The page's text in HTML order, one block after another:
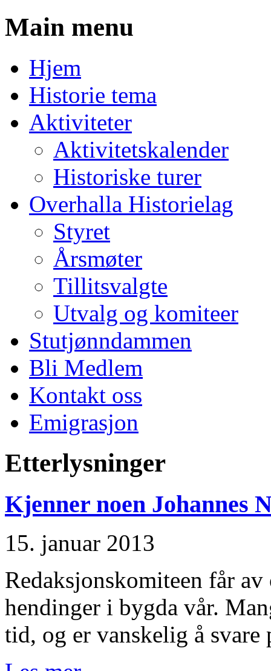
Main menu
to
contentHjem
Historie tema
Aktiviteter
Aktivitetskalender
Historiske turer
Overhalla Historielag
Styret
Årsmøter
Tillitsvalgte
Utvalg og komiteer
Stutjønndammen
Bli Medlem
Kontakt oss
Emigrasjon
Etterlysninger
Kjenner noen Johannes
15. januar 2013
Redaksjonskomiteen får
hendinger i bygda vår.
tid, og er vanskelig å